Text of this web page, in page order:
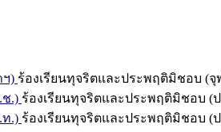
ฯ) ร้องเรียนทุจริตและประพฤติมิชอบ (จุ
ช.) ร้องเรียนทุจริตและประพฤติมิชอบ (
ท.) ร้องเรียนทุจริตและประพฤติมิชอบ (